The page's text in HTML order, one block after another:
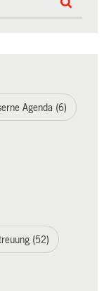
Agenda (6)
(52)